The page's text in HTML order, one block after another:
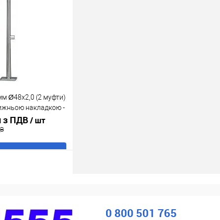
Ø48x2,0 (2 муфти)
накладкою -
з ПДВ/ шт
В наявності
0 800 501 765